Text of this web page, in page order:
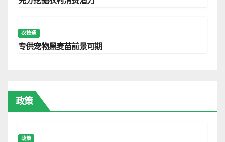
农技通
专供宠物黑麦苗前景可期
政策
政策